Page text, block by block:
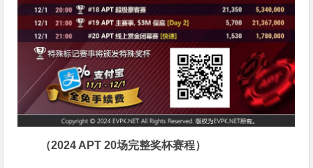
（2024 APT 20场完整奖杯赛程）